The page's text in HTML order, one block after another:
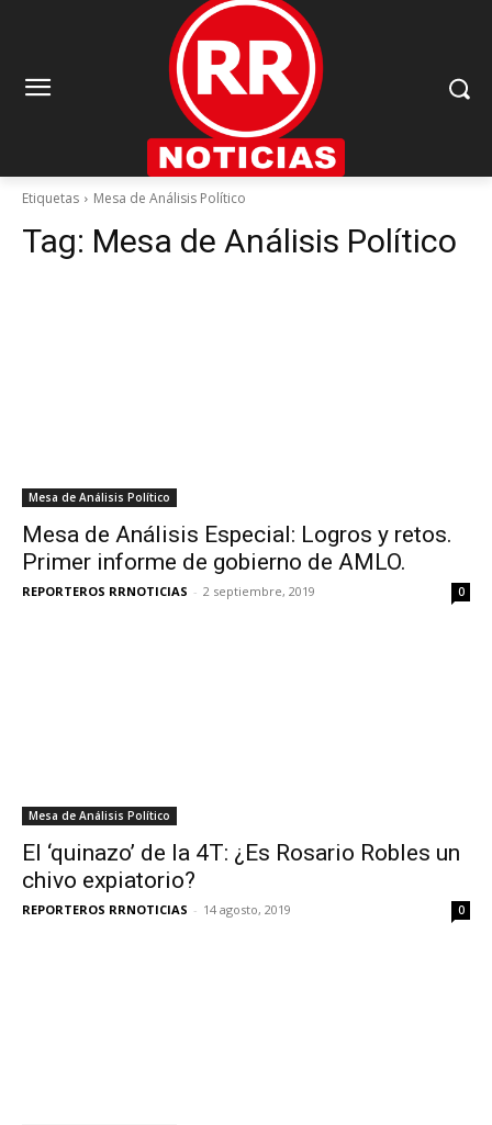
Etiquetas Mesa de Análisis Político
Tag: Mesa de Análisis Político
Mesa de Análisis Político
Mesa de Análisis Especial: Logros y retos.
Primer informe de gobierno de AMLO.
REPORTEROS RRNOTICIAS - 2 septiembre, 2019 0
Mesa de Análisis Político
El ‘quinazo’ de la 4T: ¿Es Rosario Robles un
chivo expiatorio?
REPORTEROS RRNOTICIAS - 14 agosto, 2019 0